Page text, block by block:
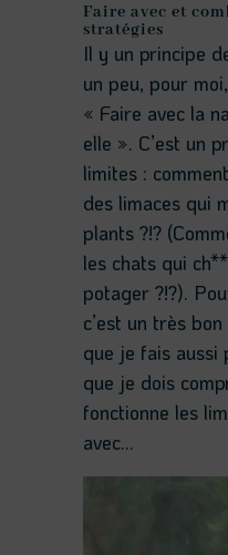
Faire avec et
stratégies
Il y un principe
un peu, pour
« Faire avec la
elle ». C’est un
limites :
des limaces qui
plants ?!?
les chats qui
potager ?!?).
c’est un très
que je fais aussi
que je dois
fonctionne les
avec…